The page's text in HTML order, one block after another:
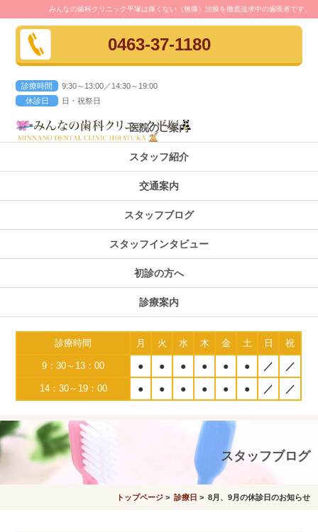
みんなの歯科クリニック平塚は痛くない（無痛）治療を徹底追求中の歯医者です。
0463-37-1180
診療時間
9:30～13:00／14:30～19:00
休診日
日・祝祭日
医院のご案内
スタッフ紹介
交通案内
スタッフブログ
スタッフインタビュー
初診の方へ
診療案内
診療時間 月 火 水 木 金 土 日 祝
9：30～13：00 ● ● ● ● ● ● ／ ／
14：30～19：00 ● ● ● ● ● ● ／ ／
スタッフブログ
トップページ> 診療日 > 8月、9月の休診日のお知らせ